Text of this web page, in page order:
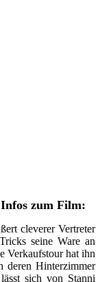
zum Film:
cleverer Vertreter
seine Ware an
Verkaufstour hat ihn
deren Hinterzimmer
sich von Stanni